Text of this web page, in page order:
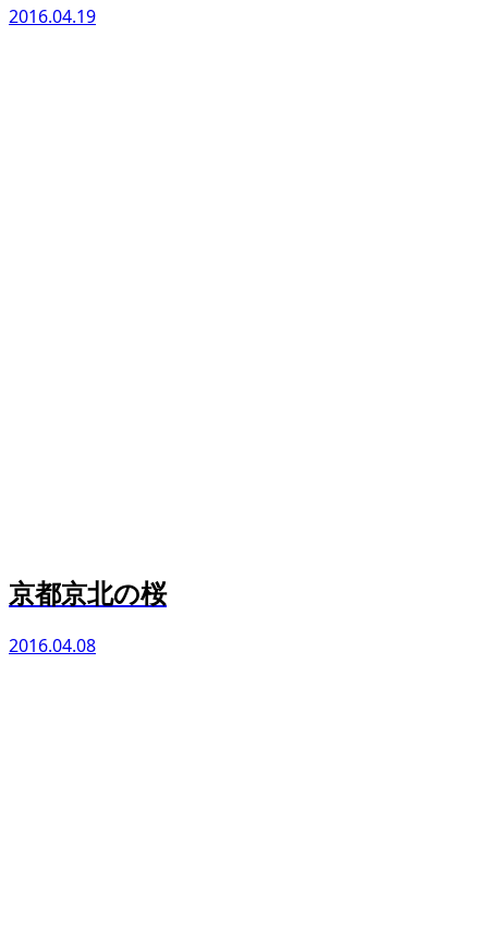
2016.04.19
京都京北の桜
2016.04.08